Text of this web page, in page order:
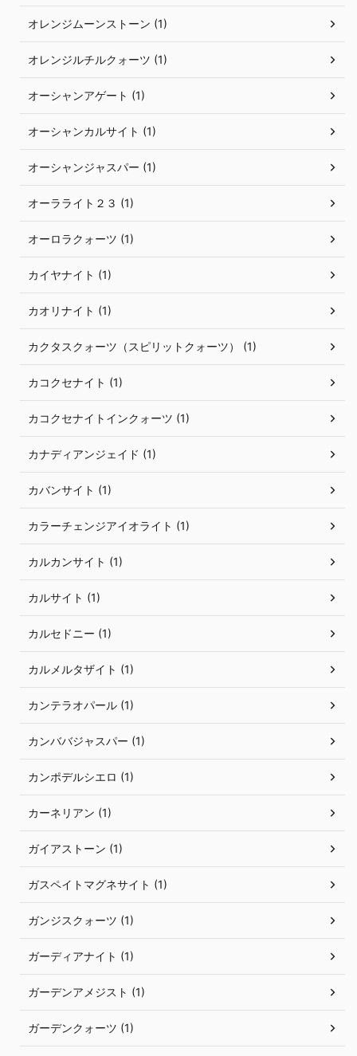
オレンジムーンストーン (1)
オレンジルチルクォーツ (1)
オーシャンアゲート (1)
オーシャンカルサイト (1)
オーシャンジャスパー (1)
オーラライト２３ (1)
オーロラクォーツ (1)
カイヤナイト (1)
カオリナイト (1)
カクタスクォーツ（スピリットクォーツ） (1)
カコクセナイト (1)
カコクセナイトインクォーツ (1)
カナディアンジェイド (1)
カバンサイト (1)
カラーチェンジアイオライト (1)
カルカンサイト (1)
カルサイト (1)
カルセドニー (1)
カルメルタザイト (1)
カンテラオパール (1)
カンババジャスパー (1)
カンポデルシエロ (1)
カーネリアン (1)
ガイアストーン (1)
ガスペイトマグネサイト (1)
ガンジスクォーツ (1)
ガーディアナイト (1)
ガーデンアメジスト (1)
ガーデンクォーツ (1)